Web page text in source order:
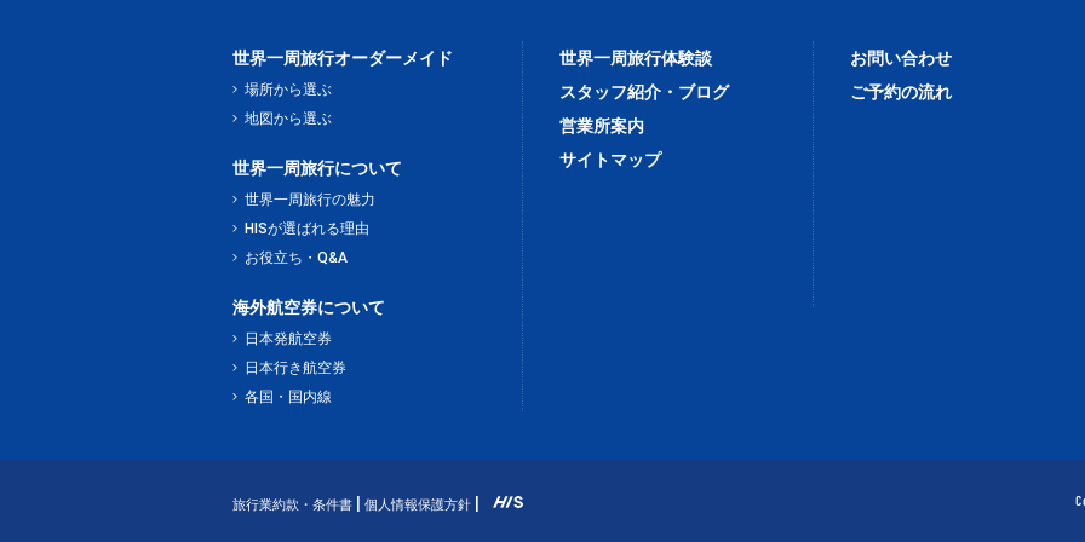
世界一周旅行オーダーメイド
場所から選ぶ
地図から選ぶ
世界一周旅行について
世界一周旅行の魅力
HISが選ばれる理由
お役立ち・Q&A
海外航空券について
日本発航空券
日本行き航空券
各国・国内線
世界一周旅行体験談
スタッフ紹介・ブログ
営業所案内
サイトマップ
お問い合わせ
ご予約の流れ
旅行業約款・条件書 個人情報保護方針